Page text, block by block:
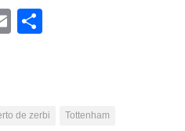
Email
de zerbi Tottenham